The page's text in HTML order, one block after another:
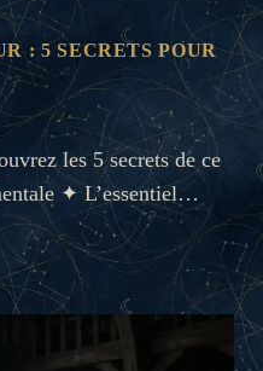
: 5 SECRETS POUR
les 5 secrets de ce
✦ L’essentiel…